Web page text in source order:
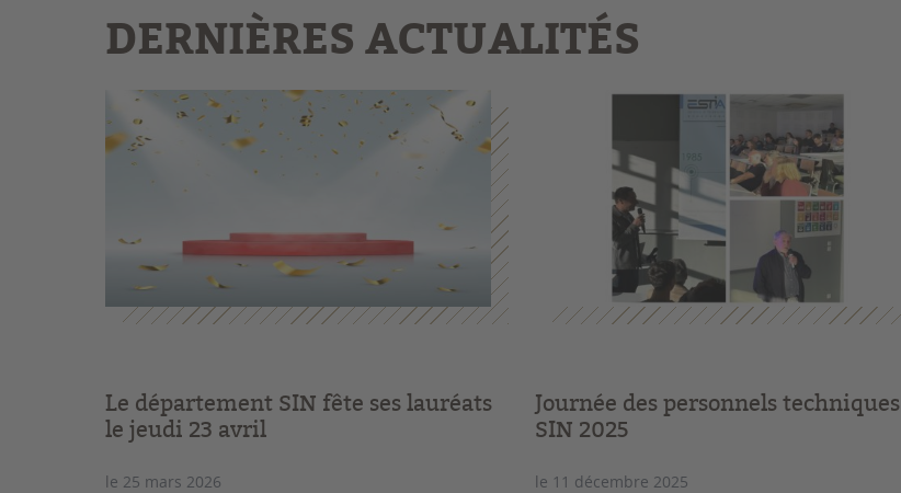
DERNIÈRES ACTUALITÉS
Le département SIN fête ses lauréats
le jeudi 23 avril
le 25 mars 2026
Journée des personnels techniques
SIN 2025
le 11 décembre 2025